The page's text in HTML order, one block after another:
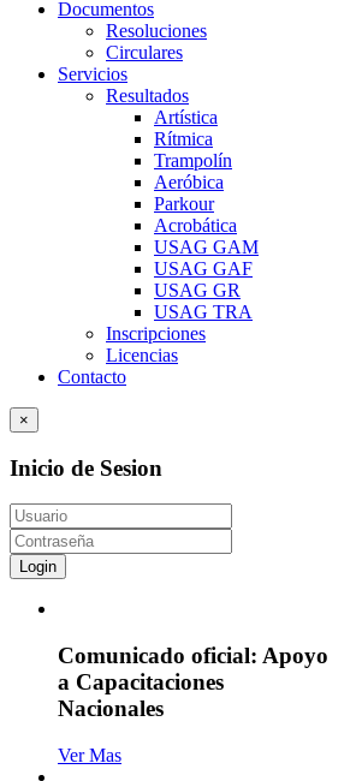
Documentos
Resoluciones
Circulares
Servicios
Resultados
Artística
Rítmica
Trampolín
Aeróbica
Parkour
Acrobática
USAG GAM
USAG GAF
USAG GR
USAG TRA
Inscripciones
Licencias
Contacto
×
Inicio de Sesion
Login
Comunicado oficial: Apoyo
a Capacitaciones
Nacionales
Ver Mas